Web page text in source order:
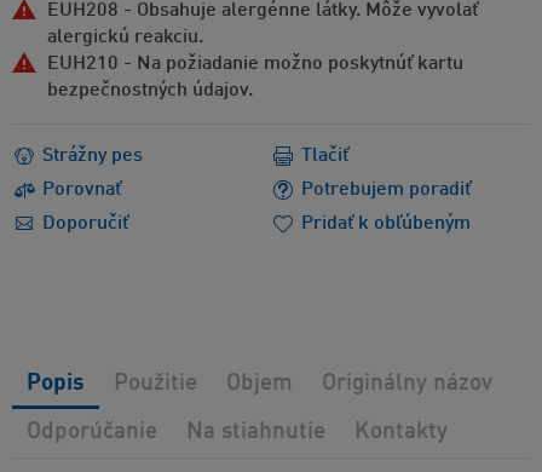
EUH208 - Obsahuje alergénne látky. Môže vyvolať
alergickú reakciu.
EUH210 - Na požiadanie možno poskytnúť kartu
bezpečnostných údajov.
Strážny pes
Porovnať
Potrebujem poradiť
Doporučiť
Tlačiť
Pridať k obľúbeným
Popis Použitie Objem Originálny názov
Odporúčanie Na stiahnutie Kontakty